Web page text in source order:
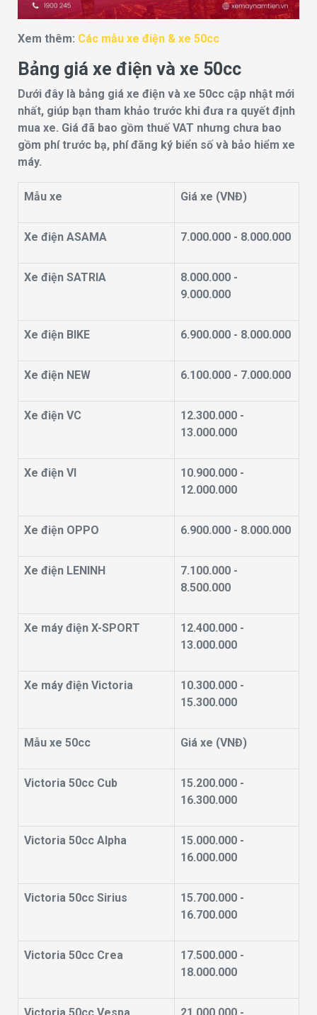
Xem thêm: Các mẫu xe điện & xe 50cc
Bảng giá xe điện và xe 50cc
Dưới đây là bảng giá xe điện và xe 50cc cập nhật mới
nhất, giúp bạn tham khảo trước khi đưa ra quyết định
mua xe. Giá đã bao gồm thuế VAT nhưng chưa bao
gồm phí trước bạ, phí đăng ký biển số và bảo hiểm xe
máy.
Mẫu xe Giá xe (VNĐ)
Xe điện ASAMA 7.000.000 - 8.000.000
Xe điện SATRIA
8.000.000 -
9.000.000
Xe điện BIKE 6.900.000 - 8.000.000
Xe điện NEW 6.100.000 - 7.000.000
Xe điện VC
12.300.000 -
13.000.000
Xe điện VI
10.900.000 -
12.000.000
Xe điện OPPO 6.900.000 - 8.000.000
Xe điện LENINH
7.100.000 -
8.500.000
Xe máy điện X-SPORT
12.400.000 -
13.000.000
Xe máy điện Victoria
10.300.000 -
15.300.000
Mẫu xe 50cc Giá xe (VNĐ)
Victoria 50cc Cub
15.200.000 -
16.300.000
Victoria 50cc Alpha
15.000.000 -
16.000.000
Victoria 50cc Sirius
15.700.000 -
16.700.000
Victoria 50cc Crea
17.500.000 -
18.000.000
Victoria 50cc Vespa 21.000.000 -